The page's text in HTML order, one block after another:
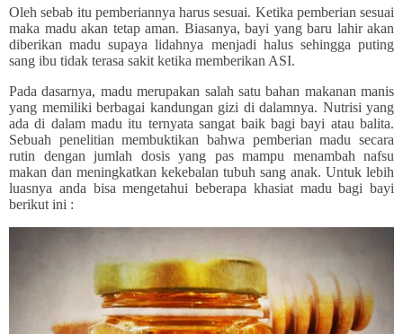
Oleh sebab itu pemberiannya harus sesuai. Ketika pemberian sesuai
maka madu akan tetap aman. Biasanya, bayi yang baru lahir akan
diberikan madu supaya lidahnya menjadi halus sehingga puting
sang ibu tidak terasa sakit ketika memberikan ASI.
Pada dasarnya, madu merupakan salah satu bahan makanan manis
yang memiliki berbagai kandungan gizi di dalamnya. Nutrisi yang
ada di dalam madu itu ternyata sangat baik bagi bayi atau balita.
Sebuah penelitian membuktikan bahwa pemberian madu secara
rutin dengan jumlah dosis yang pas mampu menambah nafsu
makan dan meningkatkan kekebalan tubuh sang anak. Untuk lebih
luasnya anda bisa mengetahui beberapa khasiat madu bagi bayi
berikut ini :